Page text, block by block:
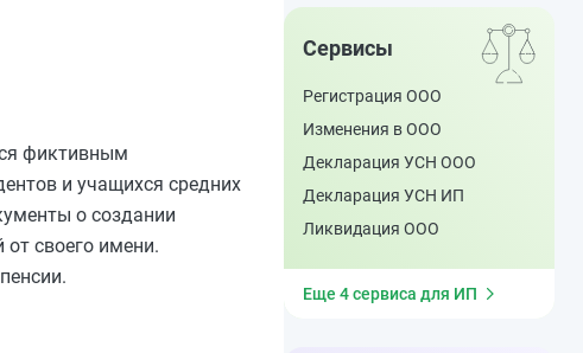
фиктивным
и учащихся средних
о создании
своего имени.
Сервисы
Регистрация ООО
Изменения в ООО
Декларация УСН ООО
Декларация УСН ИП
Ликвидация ООО
Еще 4 сервиса для ИП